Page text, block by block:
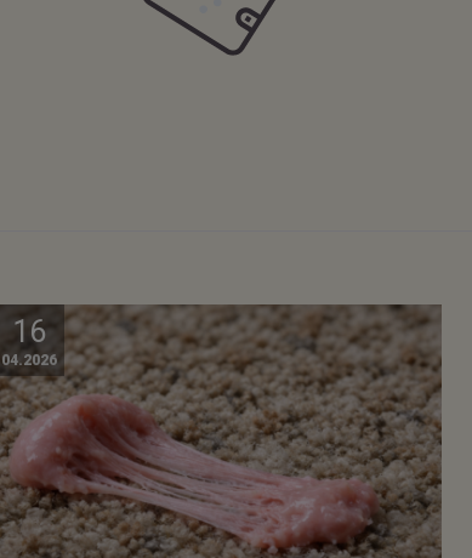
16
04.2026